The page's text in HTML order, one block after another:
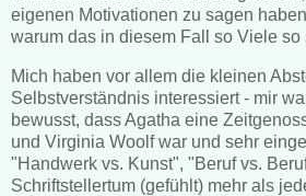
eigenen Motivationen zu sagen
warum das in diesem Fall so Viele so
Mich haben vor allem die kleinen
Selbstverständnis interessiert - mir
bewusst, dass Agatha eine
und Virginia Woolf war und sehr
"Handwerk vs. Kunst", "Beruf vs.
Schriftstellertum (gefühlt) mehr als